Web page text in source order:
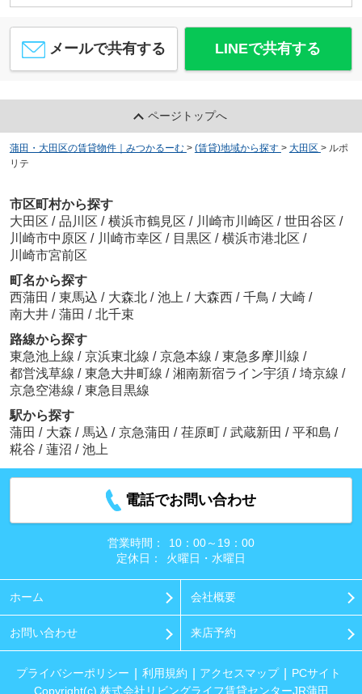
メールで共有する LINEで共有する
ページトップへ
蒲田・大田区の賃貸物件｜みつかるーむ > (賃貸)地域から探す > 大田区 > ルポ
リテ
市区町村から探す
大田区 / 品川区 / 横浜市鶴見区 / 川崎市川崎区 / 世田谷区 /
川崎市中原区 / 川崎市幸区 / 目黒区 / 横浜市港北区 /
川崎市宮前区
町名から探す
西蒲田 / 東馬込 / 大森北 / 池上 / 大森西 / 千鳥 / 大崎 /
南大井 / 蒲田 / 北千束
路線から探す
東急池上線 / 京浜東北線 / 京急本線 / 東急多摩川線 /
都営浅草線 / 東急大井町線 / 湘南新宿ライン宇須 / 埼京線 /
京急空港線 / 東急目黒線
駅から探す
蒲田 / 大森 / 馬込 / 京急蒲田 / 荏原町 / 武蔵新田 / 平和島 /
糀谷 / 蓮沼 / 池上
電話でお問い合わせ
営業時間：
10：00～19：00
定休日：
火曜日・水曜日
ホーム 会社概要
お問い合わせ 来店予約
プライバシーポリシー 利用規約 アクセスマップ
PCサイト
Copyright(c) 株式会社リビングライフ賃貸センターJR蒲田